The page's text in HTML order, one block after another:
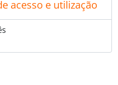
acesso e utilização